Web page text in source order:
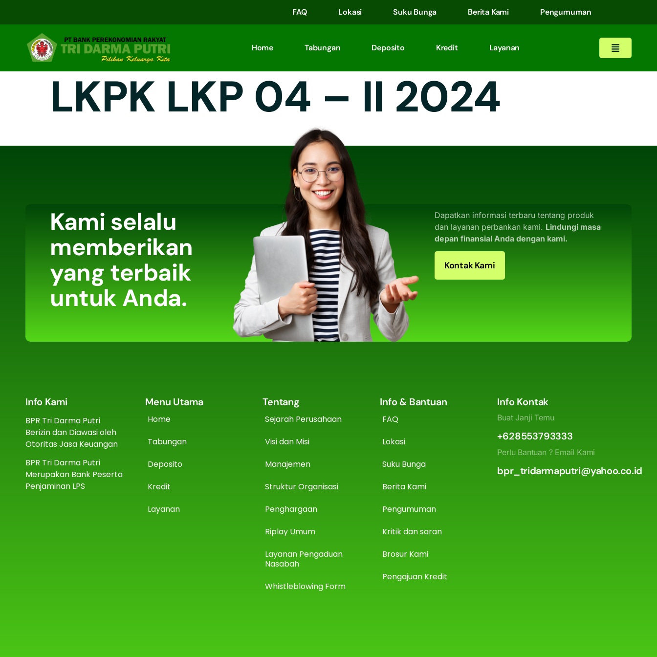
FAQ Lokasi Suku Bunga Berita Kami Pengumuman
Home Tabungan Deposito Kredit Layanan
LKPK LKP 04 – II 2024
Kami selalu
memberikan
yang terbaik
untuk Anda.
Dapatkan informasi terbaru tentang produk
dan layanan perbankan kami. Lindungi masa
depan finansial Anda dengan kami.
Kontak Kami
Info Kami
BPR Tri Darma Putri
Berizin dan Diawasi oleh
Otoritas Jasa Keuangan
BPR Tri Darma Putri
Merupakan Bank Peserta
Penjaminan LPS
Menu Utama
Home
Tabungan
Deposito
Kredit
Layanan
Tentang
Sejarah Perusahaan
Visi dan Misi
Manajemen
Struktur Organisasi
Penghargaan
Riplay Umum
Layanan Pengaduan
Nasabah
Whistleblowing Form
Info & Bantuan
FAQ
Lokasi
Suku Bunga
Berita Kami
Pengumuman
Kritik dan saran
Brosur Kami
Pengajuan Kredit
Info Kontak
Buat Janji Temu
+628553793333
Perlu Bantuan ? Email Kami
bpr_tridarmaputri@yahoo.co.id